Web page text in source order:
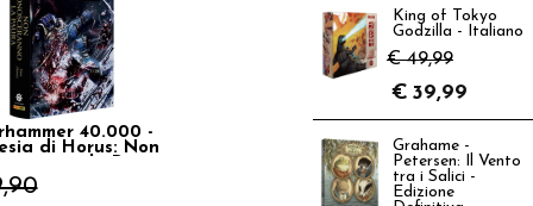
40.000 -
di Horus: Non
King of Tokyo
Godzilla - Italiano
€ 49,99
€ 39,99
Grahame -
Petersen: Il Vento
tra i Salici -
Edizione